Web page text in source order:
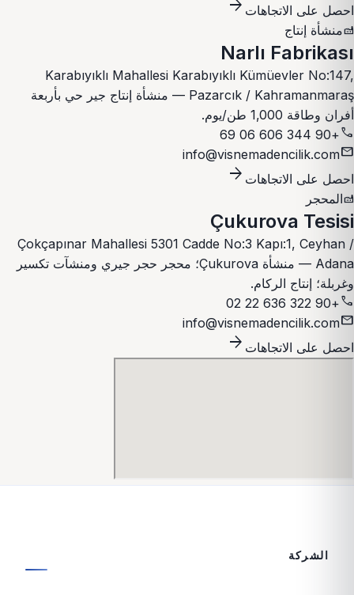
احصل على الاتجاهات arrow_forward
factoryمنشأة إنتاج
Narlı Fabrikası
Karabıyıklı Mahallesi Karabıyıklı Kümüevler No:147,
Pazarcık / Kahramanmaraş — منشأة إنتاج جير حي بأربعة
أفران وطاقة 1,000 طن/يوم.
call
+90 344 606 06 69
mail
info@visnemadencilik.com
احصل على الاتجاهات arrow_forward
factoryالمحجر
Çukurova Tesisi
Çokçapınar Mahallesi 5301 Cadde No:3 Kapı:1, Ceyhan /
Adana — منشأة Çukurova؛ محجر حجر جيري ومنشآت تكسير
وغربلة؛ إنتاج الركام.
call
+90 322 636 22 02
mail
info@visnemadencilik.com
احصل على الاتجاهات arrow_forward
الشركة